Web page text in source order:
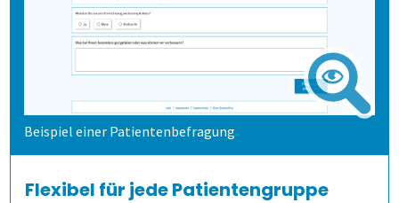
Allen, die evaluieren!
Schulungen für Fortgeschrittene
Demoversion
Bürgerbeteiligung
Panelbefragung
Wahlen
Daten importieren
Auf Papier befragen
Hybrid befragen
4. Bögen erfassen
Qualität der Erfassung prüfen
Freitextantworten erfassen
Daten detailliert auswerten
Zusammenhänge erkennen
Lösung
QuestorPro
Schulungen
Beispiel einer Patientenbefragung
Flexibel für jede Patientengruppe